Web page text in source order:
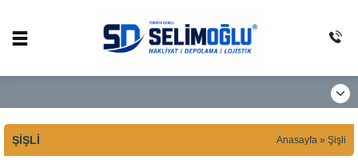
ŞIŞLI Anasayfa » Şişli